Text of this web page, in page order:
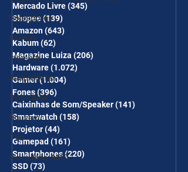
Roteadores
Baseus
iclamper
Adaptadores
Placa Mãe
Nuuvem
TVs
Placa Mãe AMD
COMBO
Mercado Livre(345)
Shopee(139)
Amazon(643)
Kabum(62)
Magazine Luiza (206)
Hardware(1.072)
Gamer(1.004)
Fones(396)
Caixinhas de Som/Speaker(141)
Smartwatch(158)
Projetor(44)
Gamepad (161)
Smartphones(220)
SSD(73)